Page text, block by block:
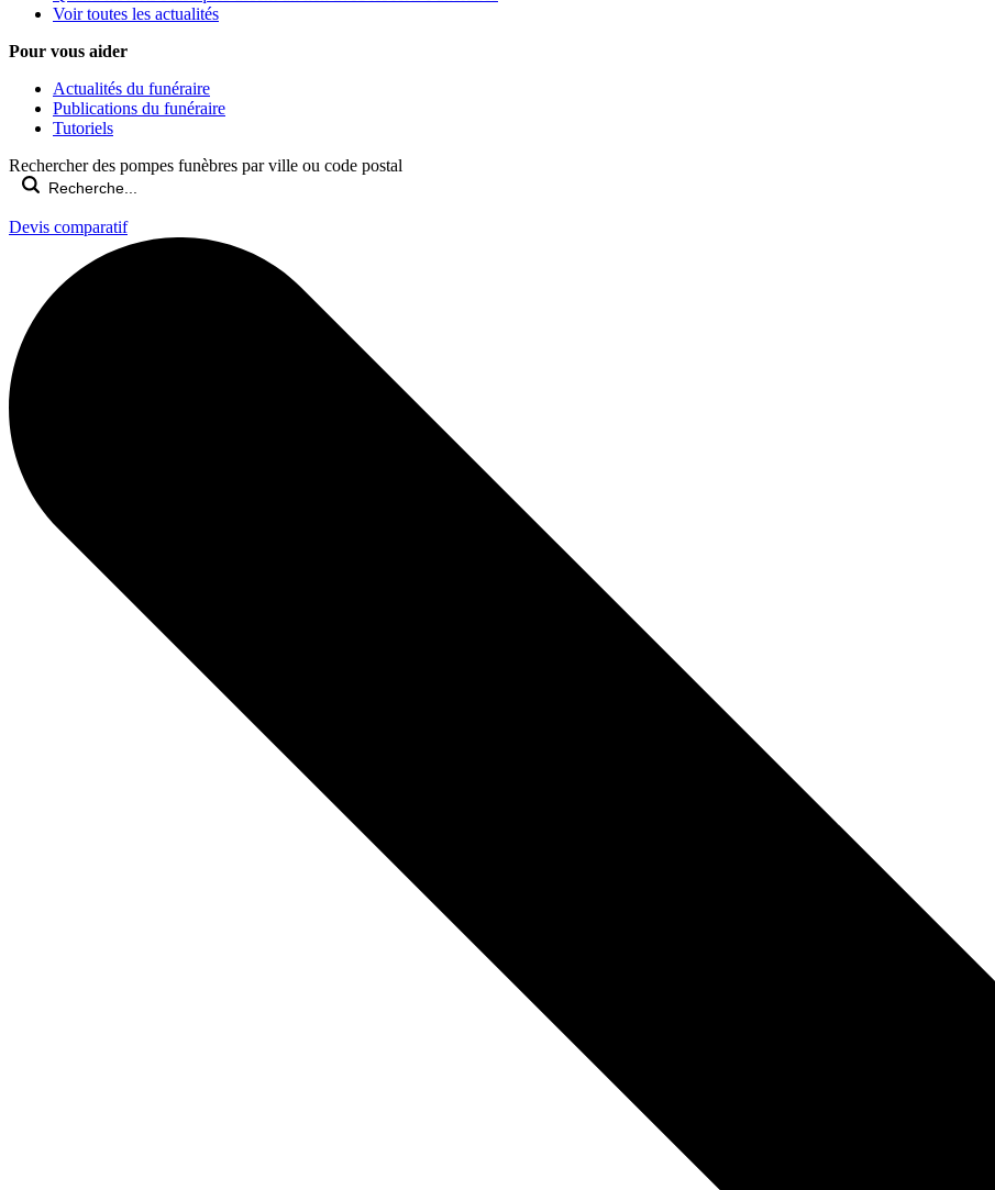
Voir toutes les actualités
Pour vous aider
Actualités du funéraire
Publications du funéraire
Tutoriels
Rechercher des pompes funèbres par ville ou code postal
Devis comparatif